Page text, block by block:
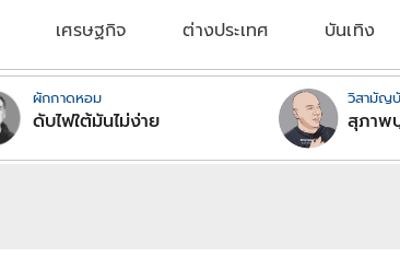
เศรษฐกิจ ต่างประเทศ บันเทิง
ผักกาดหอม
ดับไฟใต้มันไม่ง่าย
วิสามัญ
สุภาพ